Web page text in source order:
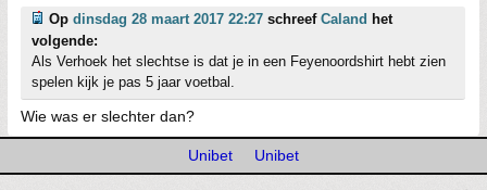
Op dinsdag 28 maart 2017 22:27 schreef Caland het
volgende:
Als Verhoek het slechtse is dat je in een Feyenoordshirt hebt zien
spelen kijk je pas 5 jaar voetbal.
Wie was er slechter dan?
Unibet Unibet